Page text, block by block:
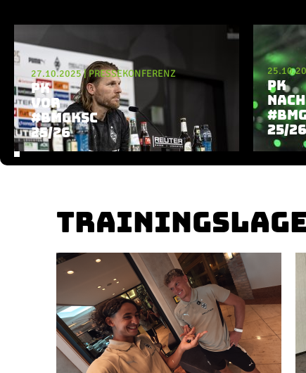
27.10.2025|PRESSEKONFERENZ
PK
VOR
#BMGKSC
25/26
PK
NACH
25/26